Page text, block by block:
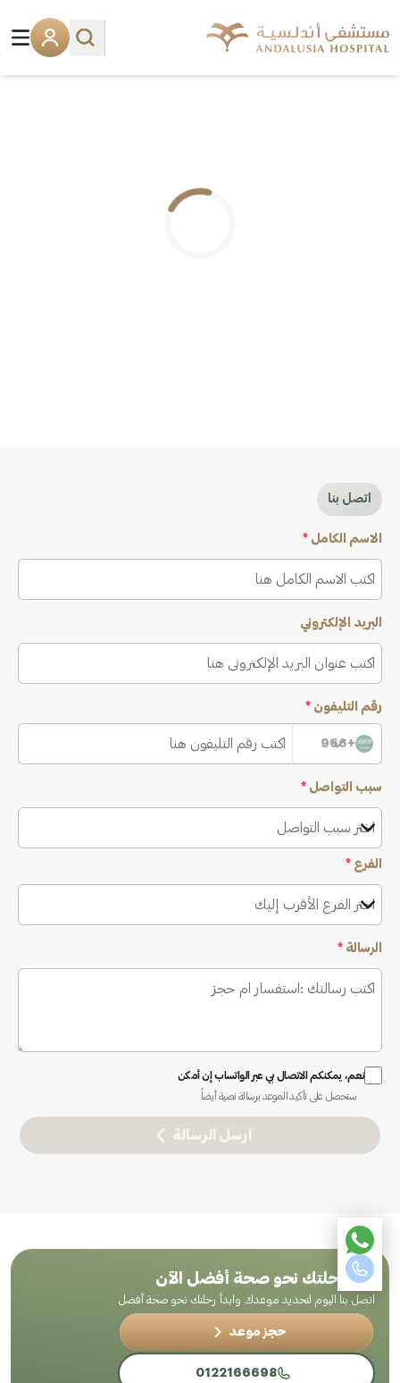
اتصل بنا
الاسم الكامل *
البريد الإلكتروني
رقم التليفون *
+966
سبب التواصل *
اختر سبب التواصل
الفرع *
اختر الفرع الأقرب إليك
الرسالة *
نعم، يمكنكم الاتصال بي عبر الواتساب إن أمكن
ستحصل على تأكيد الموعد برسالة نصية أيضاً
ارسل الرسالة
ابدأ رحلتك نحو صحة أفضل الآن
اتصل بنا اليوم لتحديد موعدك وابدأ رحلتك نحو صحة أفضل
حجز موعد
0122166698